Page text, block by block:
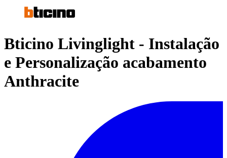
Bticino Livinglight - Instalação
e Personalização acabamento
Anthracite